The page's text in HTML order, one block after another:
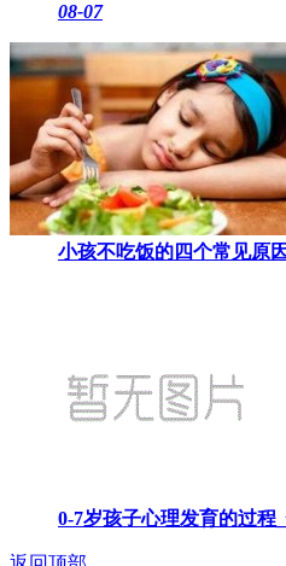
08-07
小孩不吃饭的四个常见原因
0-7岁孩子心理发育的过程